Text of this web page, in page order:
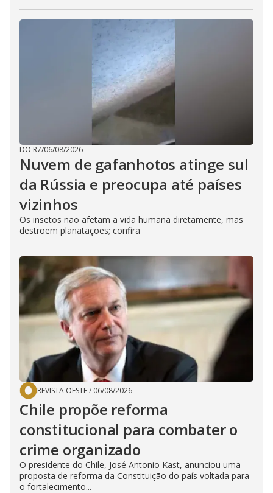
DO R7/06/08/2026
Nuvem de gafanhotos atinge sul
da Rússia e preocupa até países
vizinhos
Os insetos não afetam a vida humana diretamente, mas
destroem planatações; confira
REVISTA OESTE/ 06/08/2026
Chile propõe reforma
constitucional para combater o
crime organizado
O presidente do Chile, José Antonio Kast, anunciou uma
proposta de reforma da Constituição do país voltada para
o fortalecimento...